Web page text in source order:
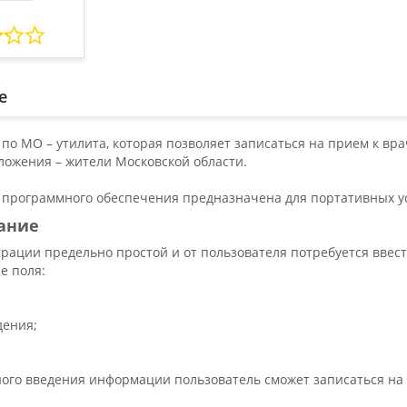
МО – утилита, которая позволяет записаться на прием к
– жители Московской области.
обеспечения предназначена для портативных
предельно простой и от пользователя потребуется
поля:
введения информации пользователь сможет записаться